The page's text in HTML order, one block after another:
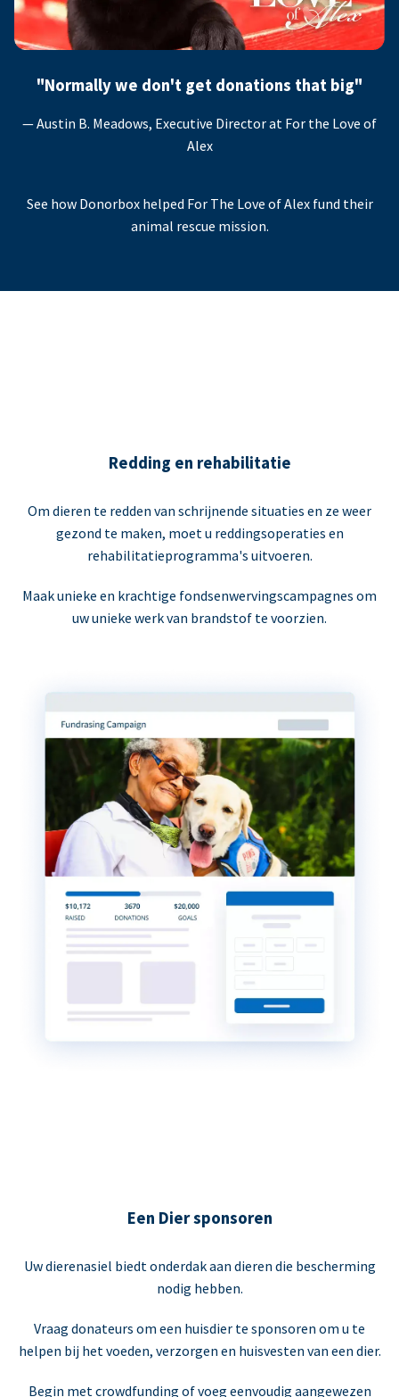
"Normally we don't get donations that big"
— Austin B. Meadows, Executive Director at For the Love of
Alex
See how Donorbox helped For The Love of Alex fund their
animal rescue mission.
Redding en rehabilitatie
Om dieren te redden van schrijnende situaties en ze weer
gezond te maken, moet u reddingsoperaties en
rehabilitatieprogramma's uitvoeren.
Maak unieke en krachtige fondsenwervingscampagnes om
uw unieke werk van brandstof te voorzien.
Een Dier sponsoren
Uw dierenasiel biedt onderdak aan dieren die bescherming
nodig hebben.
Vraag donateurs om een huisdier te sponsoren om u te
helpen bij het voeden, verzorgen en huisvesten van een dier.
Begin met crowdfunding of voeg eenvoudig aangewezen